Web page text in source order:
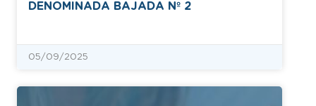
DENOMINADA BAJADA Nº 2
05/09/2025